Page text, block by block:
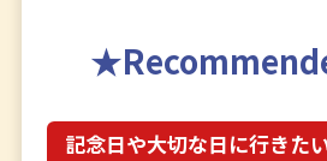
記念日や大切な日に行きた